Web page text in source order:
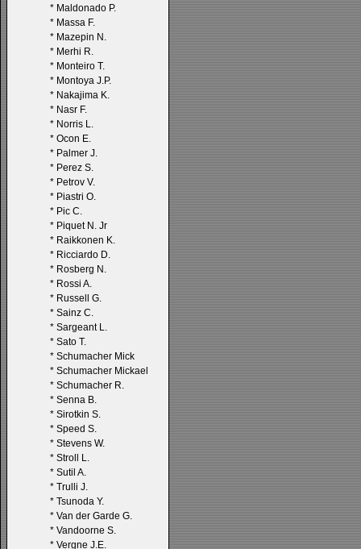
* Maldonado P.
* Massa F.
* Mazepin N.
* Merhi R.
* Monteiro T.
* Montoya J.P.
* Nakajima K.
* Nasr F.
* Norris L.
* Ocon E.
* Palmer J.
* Perez S.
* Petrov V.
* Piastri O.
* Pic C.
* Piquet N. Jr
* Raikkonen K.
* Ricciardo D.
* Rosberg N.
* Rossi A.
* Russell G.
* Sainz C.
* Sargeant L.
* Sato T.
* Schumacher Mick
* Schumacher Mickael
* Schumacher R.
* Senna B.
* Sirotkin S.
* Speed S.
* Stevens W.
* Stroll L.
* Sutil A.
* Trulli J.
* Tsunoda Y.
* Van der Garde G.
* Vandoorne S.
* Vergne J.E.